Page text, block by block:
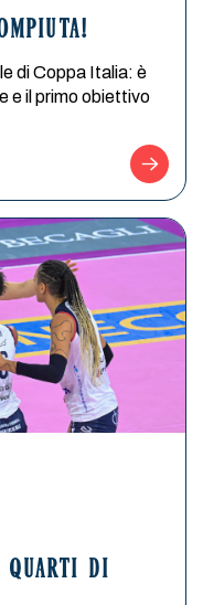
di Coppa Italia: è
e il primo obiettivo
QUARTI DI